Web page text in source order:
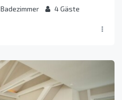
Badezimmer 4Gäste